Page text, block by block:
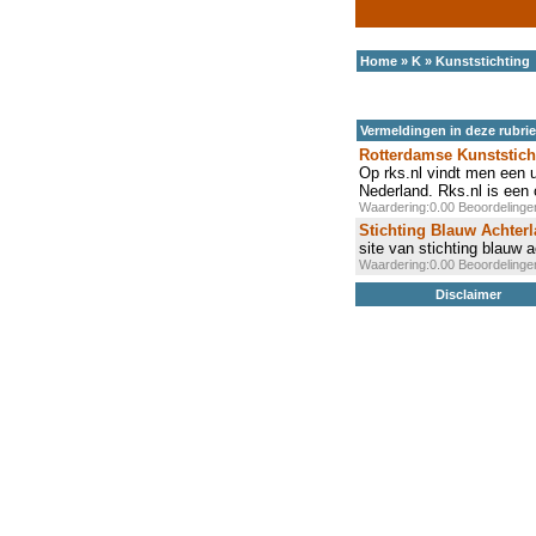
Home » K » Kunststichting
Vermeldingen in deze
Rotterdamse
Op rks.nl vindt men een
Nederland. Rks.nl is
Waardering:0.00
Stichting Blauw
site van stichting blauw
Waardering:0.00
Disclaimer